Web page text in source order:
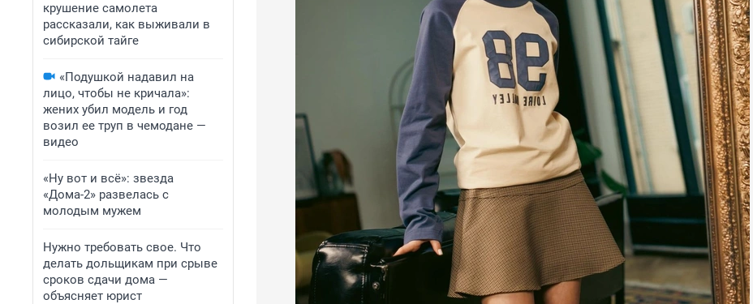
крушение самолета
рассказали, как выживали в
сибирской тайге
«Подушкой надавил на
лицо, чтобы не кричала»:
жених убил модель и год
возил ее труп в чемодане —
видео
«Ну вот и всё»: звезда
«Дома-2» развелась с
молодым мужем
Нужно требовать свое. Что
делать дольщикам при срыве
сроков сдачи дома —
объясняет юрист